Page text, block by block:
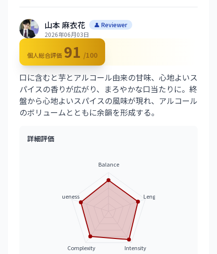
山本 麻衣花
👤 Reviewer
2026年06月03日
個人総合評価 91 /100
口に含むと芋とアルコール由来の甘味、心地よいス
パイスの香りが広がり、まろやかな口当たりに。終
盤から心地よいスパイスの風味が現れ、アルコール
のボリュームとともに余韻を形成する。
詳細評価
Balance
Length
Intensity
Complexity
Uniqueness